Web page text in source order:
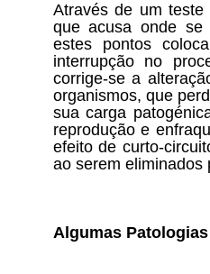
Através de um
que acusa onde se
estes pontos
interrupção no
corrige-se a
organismos, que
sua carga
reprodução e
efeito de curto-
ao serem
Algumas